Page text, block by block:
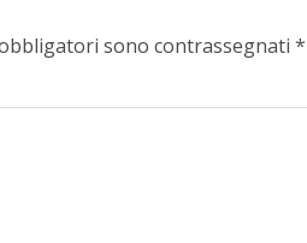
sono contrassegnati *